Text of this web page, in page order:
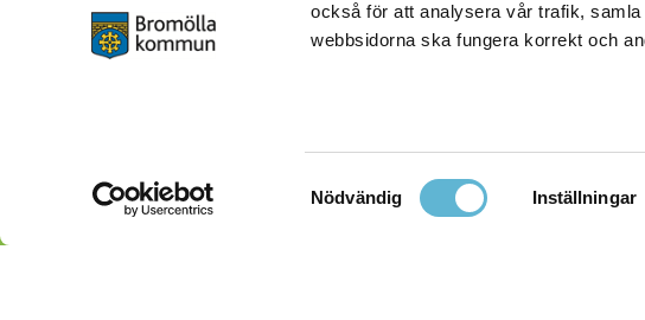
också för att analysera vår trafik,
webbsidorna ska fungera korrekt och
Samtyckesval
Nödvändig Inställningar